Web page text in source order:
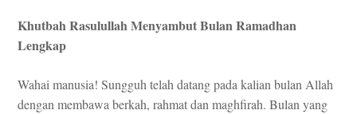
Khutbah Rasulullah Menyambut Bulan Ramadhan
Lengkap
Wahai manusia! Sungguh telah datang pada kalian bulan Allah
dengan membawa berkah, rahmat dan maghfirah. Bulan yang